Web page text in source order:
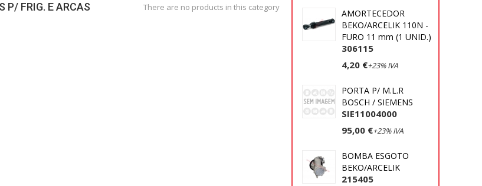
P/ FRIG. E ARCAS There are no products in this category
AMORTECEDOR
BEKO/ARCELIK 110N -
FURO 11 mm (1 UNID.)
306115
4,20 €+23% IVA
PORTA P/ M.L.R
BOSCH / SIEMENS
SIE11004000
95,00 €+23% IVA
BOMBA ESGOTO
BEKO/ARCELIK
215405